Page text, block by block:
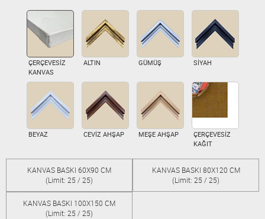
ÇERÇEVESİZ
KANVAS
ALTIN GÜMÜŞ SİYAH
BEYAZ CEVİZ AHŞAP MEŞE AHŞAP
ÇERÇEVESİZ
KAĞIT
KANVAS BASKI 60X90 CM
(Limit: 25 / 25)
KANVAS BASKI 80X120 CM
(Limit: 25 / 25)
KANVAS BASKI 100X150 CM
(Limit: 25 / 25)